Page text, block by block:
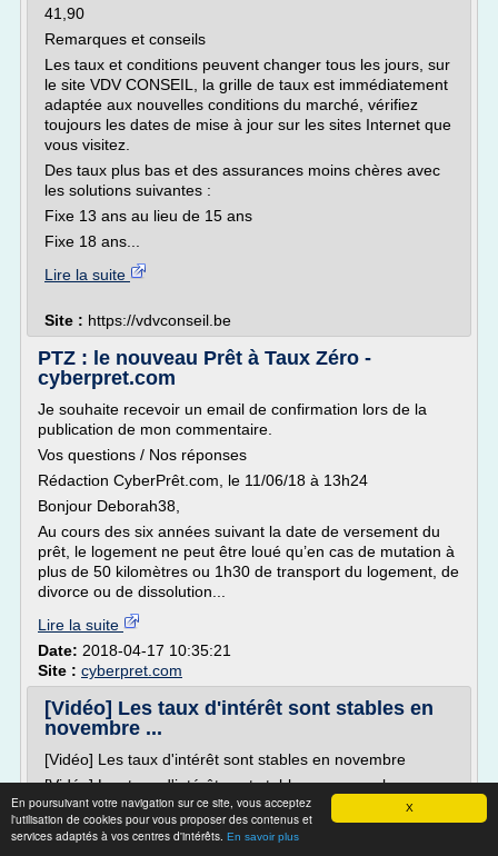
X
En poursuivant votre navigation sur ce site, vous acceptez
l'utilisation de cookies pour vous proposer des contenus et
services adaptés à vos centres d'intérêts. En savoir plus
41,90
Remarques et conseils
Les taux et conditions peuvent changer tous les jours, sur
le site VDV CONSEIL, la grille de taux est immédiatement
adaptée aux nouvelles conditions du marché, vérifiez
toujours les dates de mise à jour sur les sites Internet que
vous visitez.
Des taux plus bas et des assurances moins chères avec
les solutions suivantes :
Fixe 13 ans au lieu de 15 ans
Fixe 18 ans...
Lire la suite
Site : https://vdvconseil.be
PTZ : le nouveau Prêt à Taux Zéro -
cyberpret.com
Je souhaite recevoir un email de confirmation lors de la
publication de mon commentaire.
Vos questions / Nos réponses
Rédaction CyberPrêt.com, le 11/06/18 à 13h24
Bonjour Deborah38,
Au cours des six années suivant la date de versement du
prêt, le logement ne peut être loué qu’en cas de mutation à
plus de 50 kilomètres ou 1h30 de transport du logement, de
divorce ou de dissolution...
Lire la suite
Date: 2018-04-17 10:35:21
Site : cyberpret.com
[Vidéo] Les taux d'intérêt sont stables en
novembre ...
[Vidéo] Les taux d'intérêt sont stables en novembre
[Vidéo] Les taux d'intérêt sont stables en novembre
22 novembre 2017
Partagez